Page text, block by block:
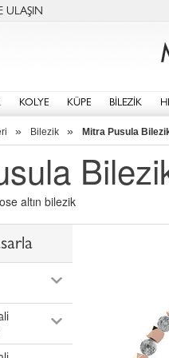
ULAŞIN
KOLYE KÜPE BİLEZİK
» Bilezik » Mitra Pusula
altın bilezik